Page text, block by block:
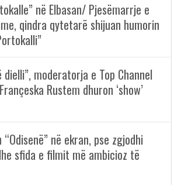
në Elbasan/ Pjesëmarrje e
qindra qytetarë shijuan humorin
dielli”, moderatorja e Top Channel
Rustem dhuron ‘show’
“Odisenë” në ekran, pse zgjodhi
sfida e filmit më ambicioz të